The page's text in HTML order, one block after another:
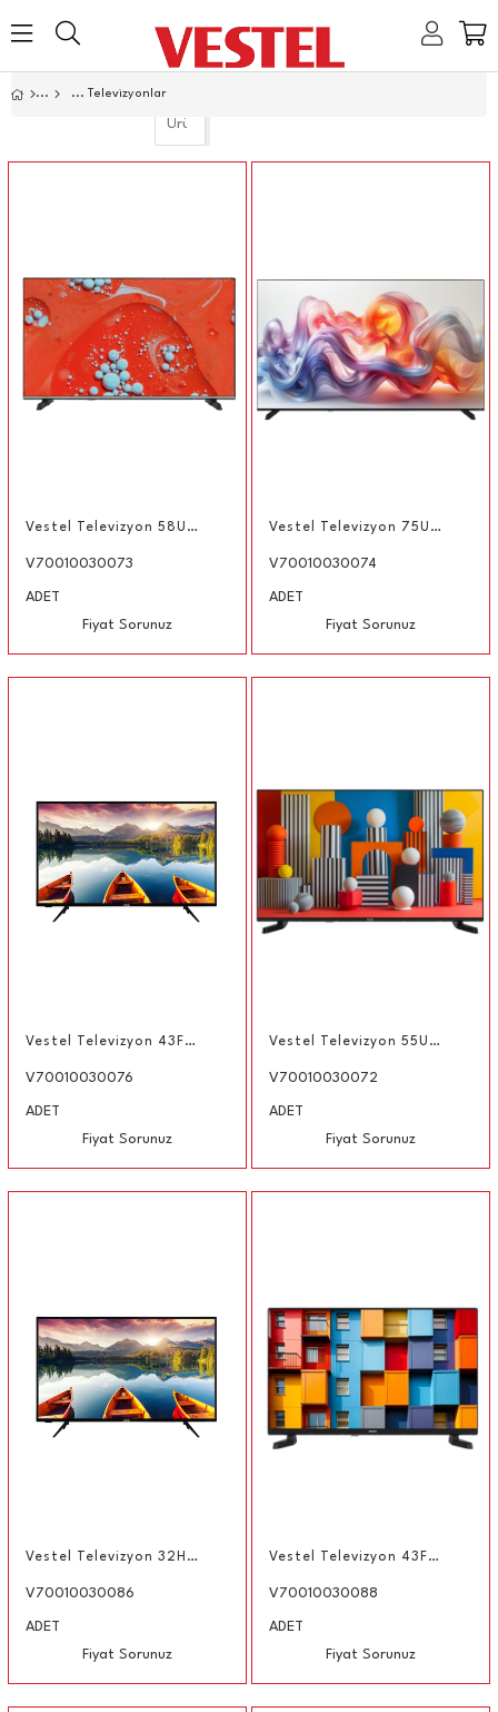
Home
Link Link
Televizyonlar
Vestel Televizyon 58U7500T ULTRA HD 4K TV 58"
V70010030073
ADET
Fiyat Sorunuz
Vestel Televizyon 75U9800T 4K ULTRA HD LED TV 75"
V70010030074
ADET
Fiyat Sorunuz
Vestel Televizyon 43F5500T FULL HD TV 43"
V70010030076
ADET
Fiyat Sorunuz
Vestel Televizyon 55U9700T 55" Android 4K Ultra HD TV
V70010030072
ADET
Fiyat Sorunuz
Vestel Televizyon 32H5550T LED TV 32" LED TV (80 cm) HD
V70010030086
ADET
Fiyat Sorunuz
Vestel Televizyon 43F9550T FULL HD ANDROİD LED TV 43" (108 cm)
V70010030088
ADET
Fiyat Sorunuz